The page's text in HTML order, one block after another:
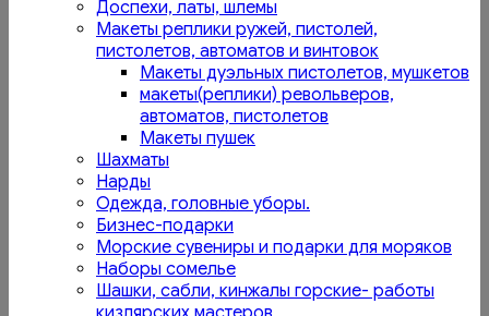
Доспехи, латы, шлемы
Макеты реплики ружей, пистолей,
пистолетов, автоматов и винтовок
Макеты дуэльных пистолетов, мушкетов
макеты(реплики) револьверов,
автоматов, пистолетов
Макеты пушек
Шахматы
Нарды
Одежда, головные уборы.
Бизнес-подарки
Морские сувениры и подарки для моряков
Наборы сомелье
Шашки, сабли, кинжалы горские- работы